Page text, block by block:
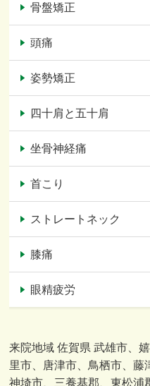
骨盤矯正
頭痛
姿勢矯正
四十肩と五十肩
坐骨神経痛
首こり
ストレートネック
膝痛
眼精疲労
来院地域 佐賀県 武雄市、
里市、唐津市、鳥栖市、藤
神埼市、三養基郡、東松浦